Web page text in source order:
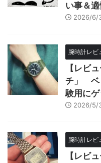
い事＆適
2026/6/
腕時計レビ
【レビ
チ」 ベ
験用にゲ
2026/5/
腕時計レビ
【レビ